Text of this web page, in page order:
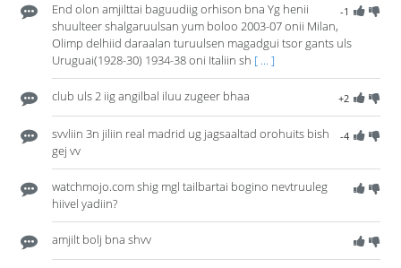
-1
End olon amjilttai baguudiig orhison bna Yg henii
shuulteer shalgaruulsan yum boloo 2003-07 onii Milan,
Olimp delhiid daraalan turuulsen magadgui tsor gants uls
Uruguai(1928-30) 1934-38 oni Italiin sh [ ... ]
+2
club uls 2 iig angilbal iluu zugeer bhaa
-4
svvliin 3n jiliin real madrid ug jagsaaltad orohuits bish
gej vv
watchmojo.com shig mgl tailbartai bogino nevtruuleg
hiivel yadiin?
amjilt bolj bna shvv